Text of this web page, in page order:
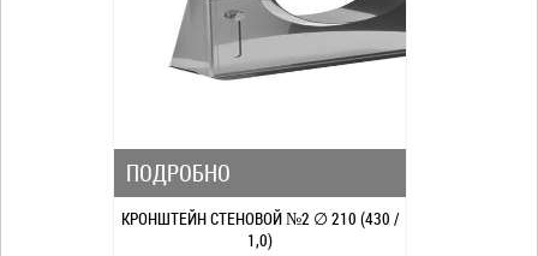
ПОДРОБНО
КРОНШТЕЙН СТЕНОВОЙ №2 ∅ 210 (430 /
1,0)